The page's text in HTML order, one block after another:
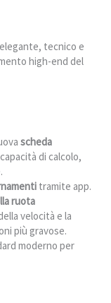
tecnico e
high-end del
scheda
di calcolo,
tramite app.
ruota
velocità e la
più gravose.
moderno per